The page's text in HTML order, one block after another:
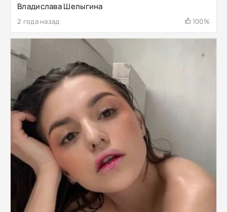
Владислава Шелыгина
2 года назад 100%